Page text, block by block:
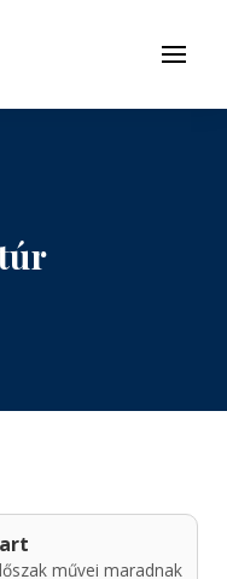
Menu
művei maradnak